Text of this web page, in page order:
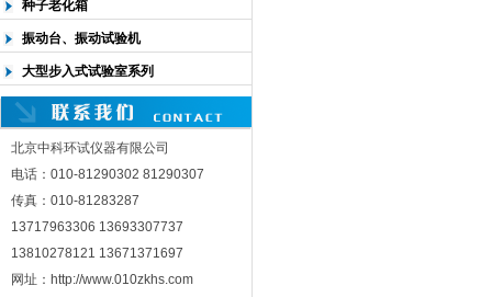
种子老化箱
振动台、振动试验机
大型步入式试验室系列
北京中科环试仪器有限公司
电话：010-81290302 81290307
传真：010-81283287
13717963306 13693307737
13810278121 13671371697
网址：http://www.010zkhs.com